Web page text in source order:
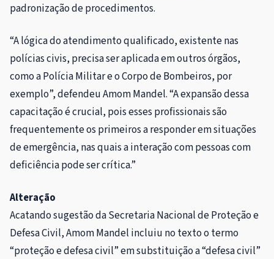
padronização de procedimentos.
“A lógica do atendimento qualificado, existente nas
polícias civis, precisa ser aplicada em outros órgãos,
como a Polícia Militar e o Corpo de Bombeiros, por
exemplo”, defendeu Amom Mandel. “A expansão dessa
capacitação é crucial, pois esses profissionais são
frequentemente os primeiros a responder em situações
de emergência, nas quais a interação com pessoas com
deficiência pode ser crítica.”
Alteração
Acatando sugestão da Secretaria Nacional de Proteção e
Defesa Civil, Amom Mandel incluiu no texto o termo
“proteção e defesa civil” em substituição a “defesa civil”